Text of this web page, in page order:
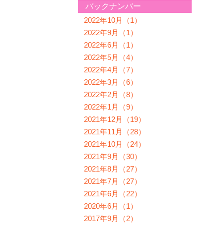
バックナンバー
2022年10月（1）
2022年9月（1）
2022年6月（1）
2022年5月（4）
2022年4月（7）
2022年3月（6）
2022年2月（8）
2022年1月（9）
2021年12月（19）
2021年11月（28）
2021年10月（24）
2021年9月（30）
2021年8月（27）
2021年7月（27）
2021年6月（22）
2020年6月（1）
2017年9月（2）